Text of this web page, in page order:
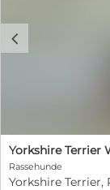
c
Yorkshire Terrier
Rassehunde
Yorkshire Terrier,